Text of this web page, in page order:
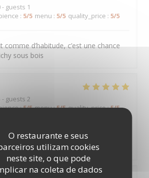
O restaurante e seus
utilizam cookies
neste site, o que pode
na coleta de dados
- guests 1
: 5/5 menu : 5/5 quality_price : 5/5
d’habitude, c’est une chance
sous bois
- guests 2
:5/5 menu:5/5 quality_price:5/5
soins cuisine très bonne on ne